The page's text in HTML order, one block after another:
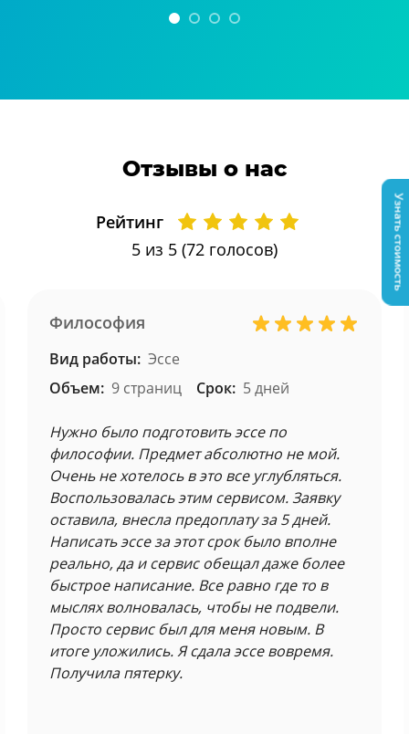
Отзывы о нас
Рейтинг
5 из 5 (72 голосов)
Философия
Вид работы: Эссе
Объем: 9 страниц Срок: 5 дней
Нужно было подготовить эссе по
философии. Предмет абсолютно не мой.
Очень не хотелось в это все углубляться.
Воспользовалась этим сервисом. Заявку
оставила, внесла предоплату за 5 дней.
Написать эссе за этот срок было вполне
реально, да и сервис обещал даже более
быстрое написание. Все равно где то в
мыслях волновалась, чтобы не подвели.
Просто сервис был для меня новым. В
итоге уложились. Я сдала эссе вовремя.
Получила пятерку.
Узнать стоимость